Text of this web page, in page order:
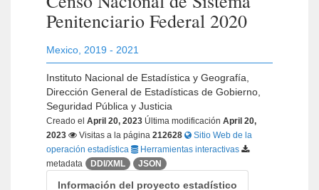
Penitenciario Federal 2020
Mexico 2019 - 2021
Instituto Nacional de Estadística y Geografía,
Dirección General de Estadísticas de Gobierno,
Seguridad Pública y Justicia
Creado el April 20, 2023 Última modificación April 20,
2023
Visitas a la página 212628
Sitio Web de la
operación estadística
Herramientas interactivas
metadata
DDI/XML JSON
Información del proyecto estadístico